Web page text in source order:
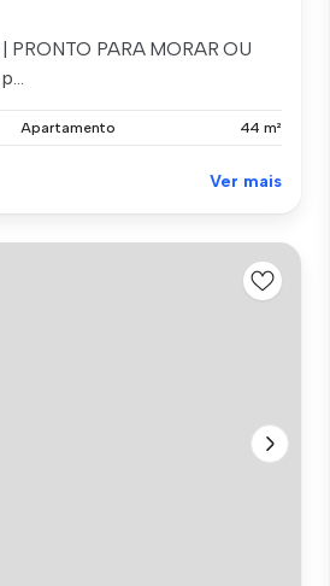
PRONTO PARA MORAR OU
Apartamento 44 m²
Ver mais